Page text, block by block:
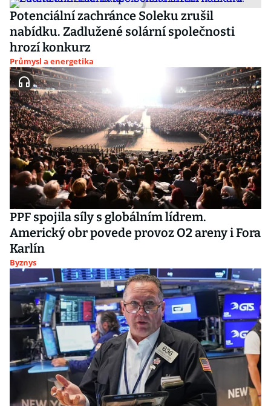
Potenciální zachránce Soleku zrušil
nabídku. Zadlužené solární společnosti
hrozí konkurz
Průmysl a energetika
PPF spojila síly s globálním lídrem.
Americký obr povede provoz O2 areny i Fora
Karlín
Byznys